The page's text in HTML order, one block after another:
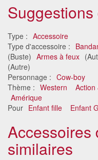
Type : Accessoire
Type d'accessoire :
(Buste) Armes à feux
(Autre)
Personnage : Cow-boy
Thème : Western Action
Amérique
Pour Enfant fille Enfant
Accessoires
similaires